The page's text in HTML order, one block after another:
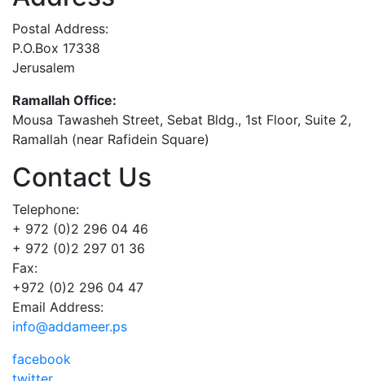
Postal Address:
P.O.Box 17338
Jerusalem
Ramallah Office:
Mousa Tawasheh Street, Sebat Bldg., 1st Floor, Suite 2,
Ramallah (near Rafidein Square)
Contact Us
Telephone:
+ 972 (0)2 296 04 46
+ 972 (0)2 297 01 36
Fax:
+972 (0)2 296 04 47
Email Address:
info@addameer.ps
facebook